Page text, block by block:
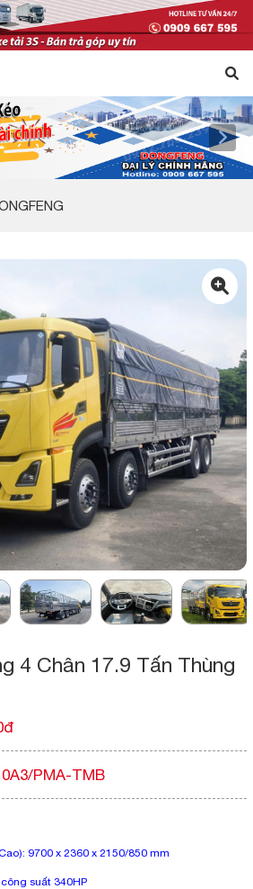
4 Chân 17.9 Tấn Thùng
PMA-TMB
9700 x 2360 x 2150/850 mm
suất 340HP